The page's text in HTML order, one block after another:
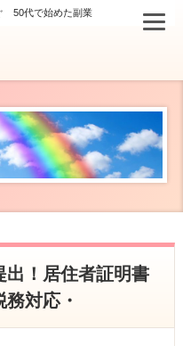
50代で始めた副業
出！居住者証明書
対応・